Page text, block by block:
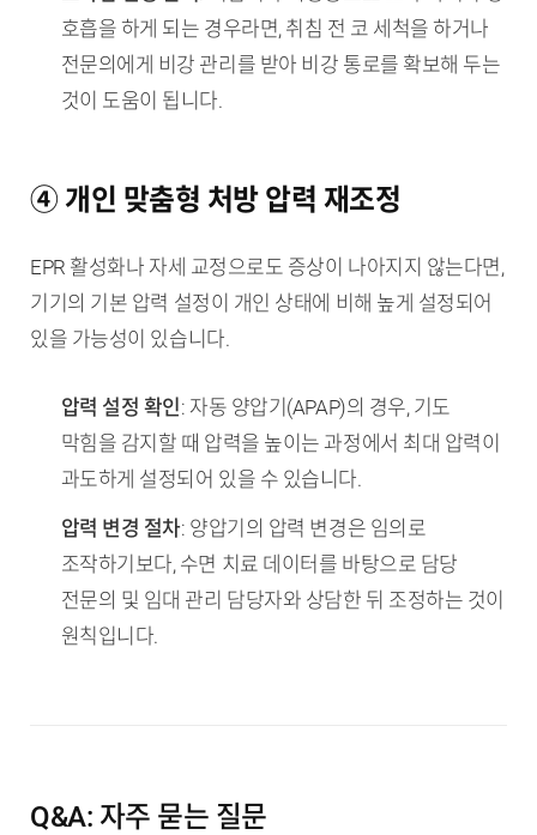
호흡을 하게 되는 경우라면, 취침 전 코 세척을 하거나
전문의에게 비강 관리를 받아 비강 통로를 확보해 두는
것이 도움이 됩니다.
④ 개인 맞춤형 처방 압력 재조정
EPR 활성화나 자세 교정으로도 증상이 나아지지 않는다면,
기기의 기본 압력 설정이 개인 상태에 비해 높게 설정되어
있을 가능성이 있습니다.
압력 설정 확인: 자동 양압기(APAP)의 경우, 기도
막힘을 감지할 때 압력을 높이는 과정에서 최대 압력이
과도하게 설정되어 있을 수 있습니다.
압력 변경 절차: 양압기의 압력 변경은 임의로
조작하기보다, 수면 치료 데이터를 바탕으로 담당
전문의 및 임대 관리 담당자와 상담한 뒤 조정하는 것이
원칙입니다.
Q&A: 자주 묻는 질문